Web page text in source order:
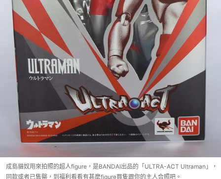
成島貓奴用來拍照的超人figure，是BANDAI出品的「ULTRA-ACT Ultraman」，
同款或者已售罄，到福利看看有甚麼figure買隻跟你的主人合照吧。